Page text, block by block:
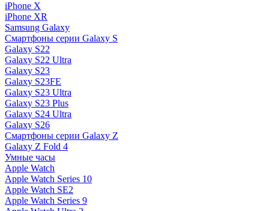
iPhone X
iPhone XR
Samsung Galaxy
Смартфоны серии Galaxy S
Galaxy S22
Galaxy S22 Ultra
Galaxy S23
Galaxy S23FE
Galaxy S23 Ultra
Galaxy S23 Plus
Galaxy S24 Ultra
Galaxy S26
Смартфоны серии Galaxy Z
Galaxy Z Fold 4
Умные часы
Apple Watch
Apple Watch Series 10
Apple Watch SE2
Apple Watch Series 9